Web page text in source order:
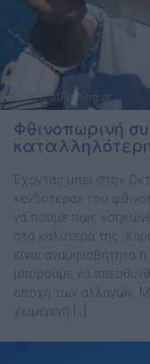
Φθινοπωρινή
Έχοντας µπει στον
«ενδότερα» του
να πούµε πως
στα καλύτερά της.
είναι αναµφισβήτητα
µπορούµε να
εποχή των αλλαγών.
χειµερινή […]